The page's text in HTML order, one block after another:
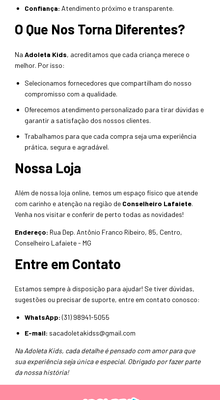
Confiança: Atendimento próximo e transparente.
O Que Nos Torna Diferentes?
Na Adoleta Kids, acreditamos que cada criança merece o
melhor. Por isso:
Selecionamos fornecedores que compartilham do nosso
compromisso com a qualidade.
Oferecemos atendimento personalizado para tirar dúvidas e
garantir a satisfação dos nossos clientes.
Trabalhamos para que cada compra seja uma experiência
prática, segura e agradável.
Nossa Loja
Além de nossa loja online, temos um espaço físico que atende
com carinho e atenção na região de Conselheiro Lafaiete.
Venha nos visitar e conferir de perto todas as novidades!
Endereço: Rua Dep. Antônio Franco Ribeiro, 85, Centro,
Conselheiro Lafaiete - MG
Entre em Contato
Estamos sempre à disposição para ajudar! Se tiver dúvidas,
sugestões ou precisar de suporte, entre em contato conosco:
WhatsApp: (31) 98941-5055
E-mail: sacadoletakidss@gmail.com
Na Adoleta Kids, cada detalhe é pensado com amor para que
sua experiência seja única e especial. Obrigado por fazer parte
da nossa história!